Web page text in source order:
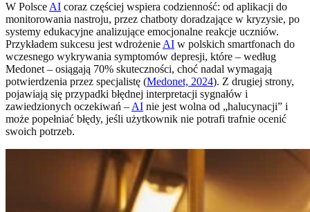
W Polsce AI coraz częściej wspiera codzienność: od aplikacji do
monitorowania nastroju, przez chatboty doradzające w kryzysie, po
systemy edukacyjne analizujące emocjonalne reakcje uczniów.
Przykładem sukcesu jest wdrożenie AI w polskich smartfonach do
wczesnego wykrywania symptomów depresji, które – według
Medonet – osiągają 70% skuteczności, choć nadal wymagają
potwierdzenia przez specjalistę (Medonet, 2024). Z drugiej strony,
pojawiają się przypadki błędnej interpretacji sygnałów i
zawiedzionych oczekiwań – AI nie jest wolna od „halucynacji” i
może popełniać błędy, jeśli użytkownik nie potrafi trafnie ocenić
swoich potrzeb.